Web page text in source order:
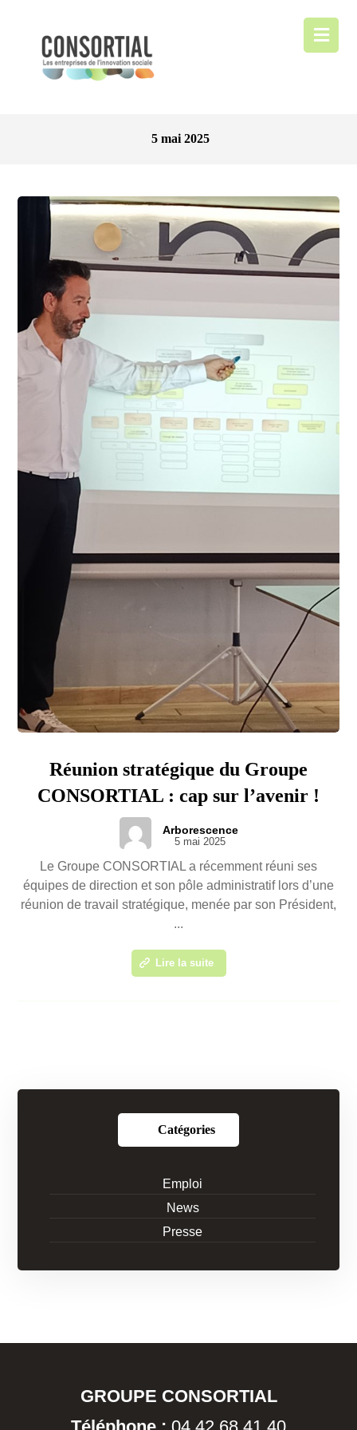
5 mai 2025
Réunion stratégique du Groupe
CONSORTIAL : cap sur l’avenir !
Arborescence
5 mai 2025
Le Groupe CONSORTIAL a récemment réuni ses
équipes de direction et son pôle administratif lors d’une
réunion de travail stratégique, menée par son Président,
...
Lire la suite
Catégories
Emploi
News
Presse
GROUPE CONSORTIAL